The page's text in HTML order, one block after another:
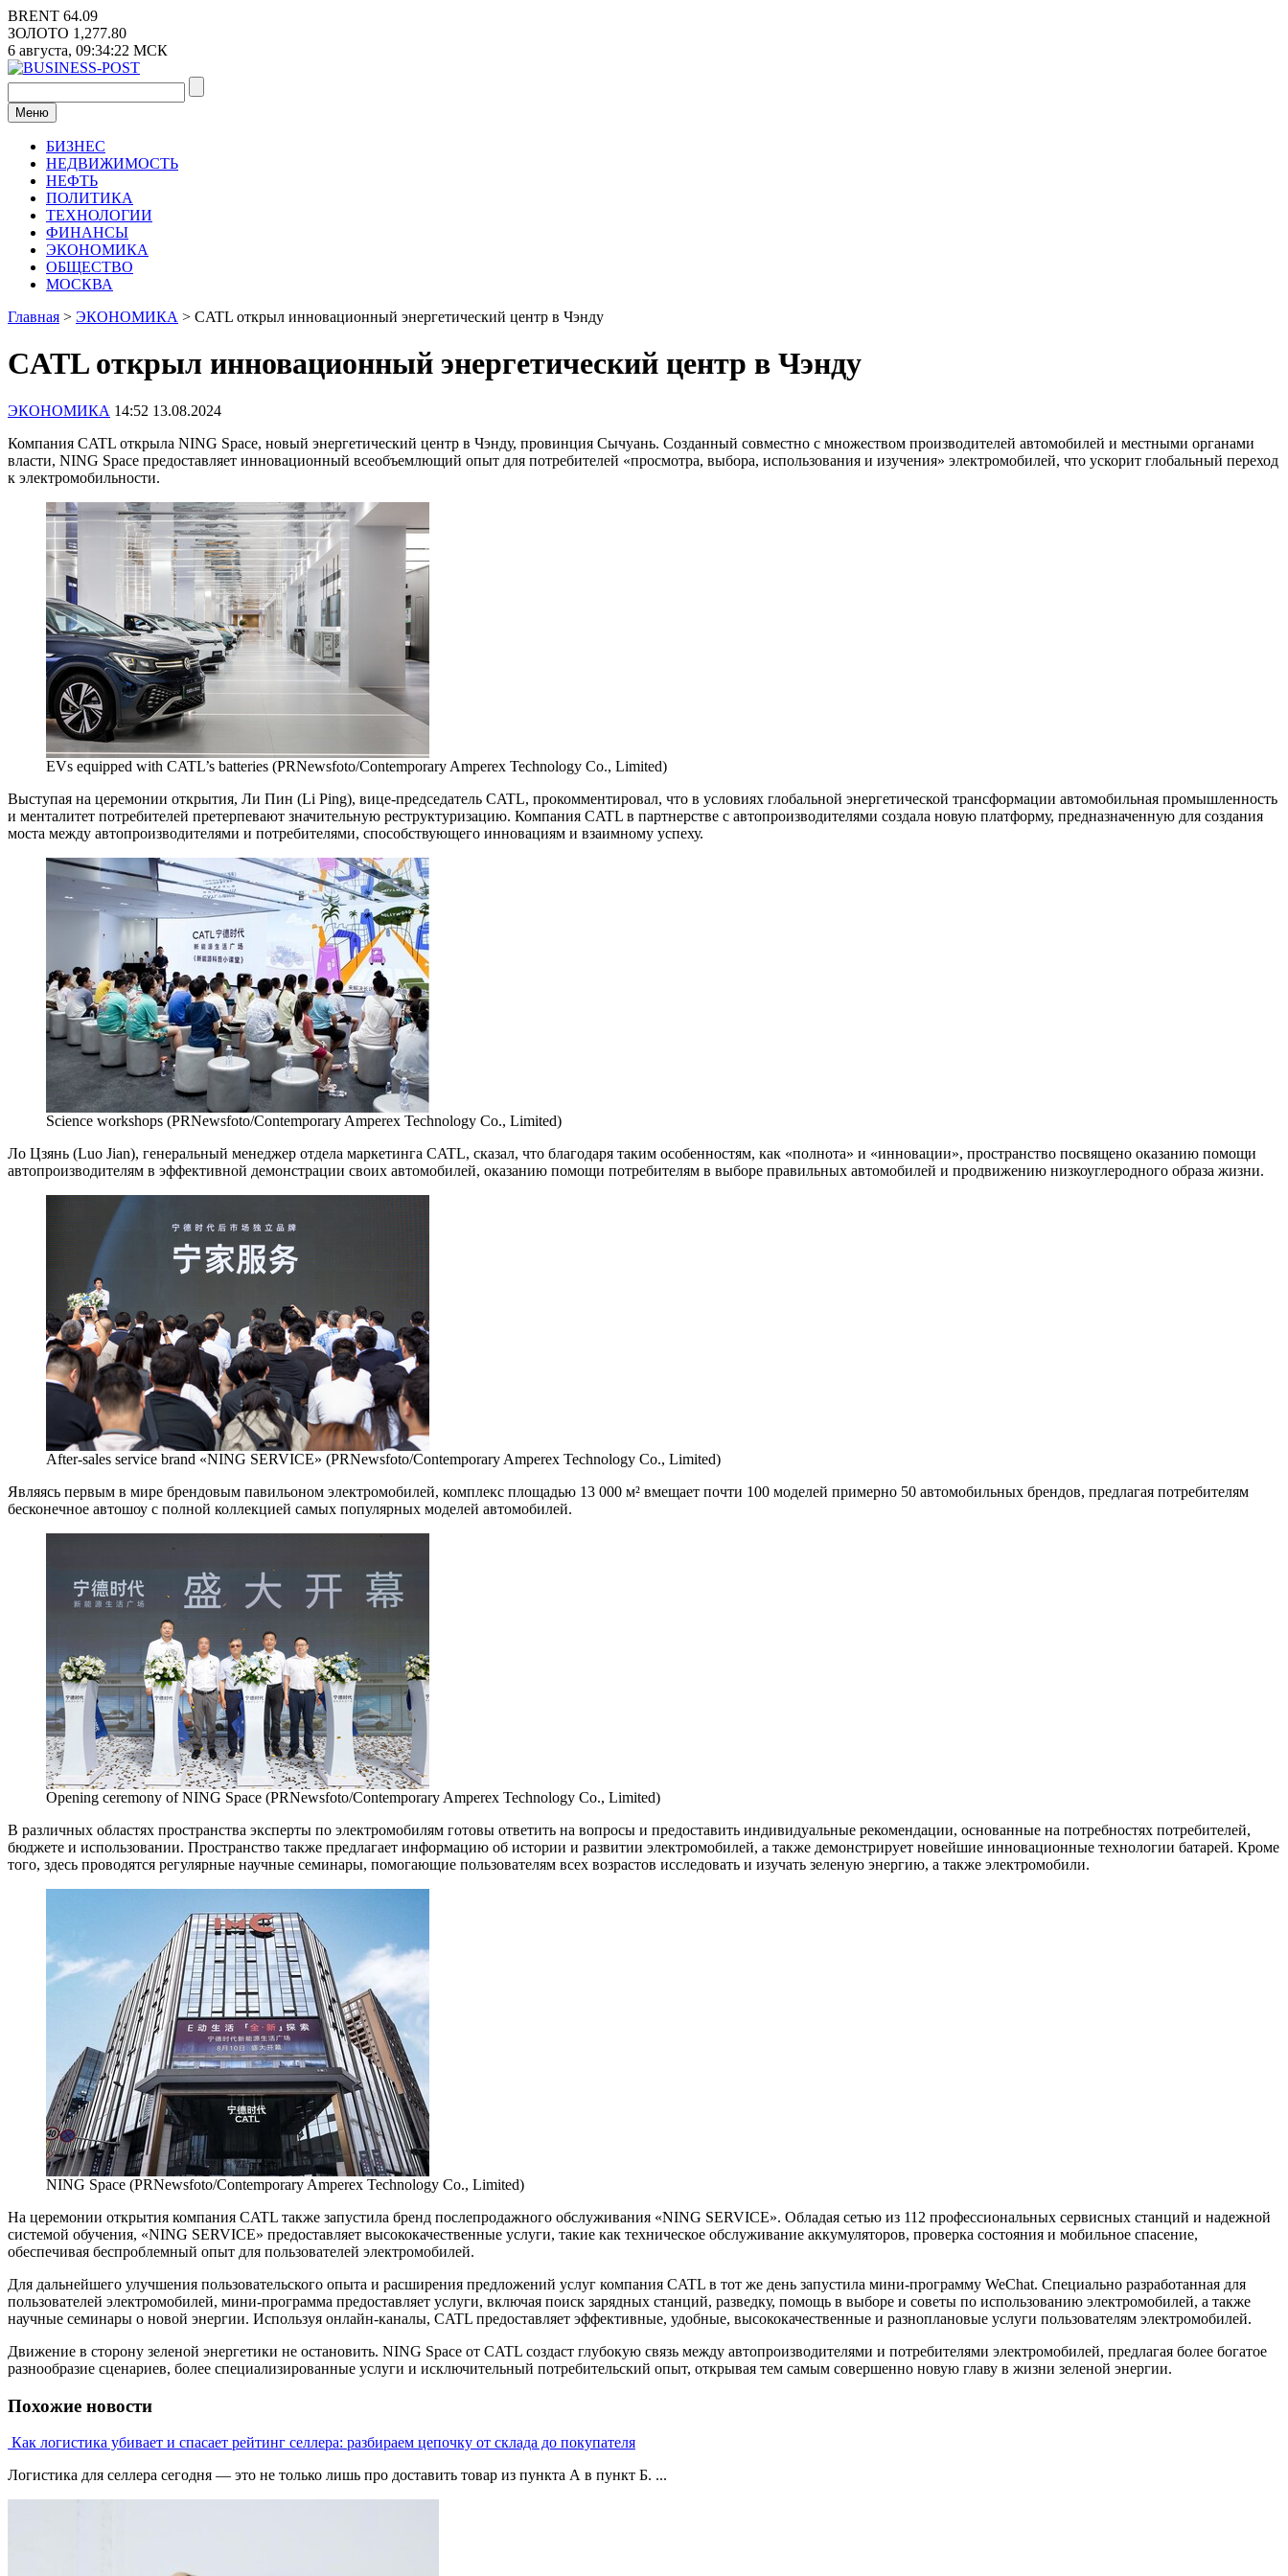
Перейти
к
содержимому
BRENT 64.09
ЗОЛОТО 1,277.80
6 августа, 09:34:23 МСК
Меню
БИЗНЕС
НЕДВИЖИМОСТЬ
НЕФТЬ
ПОЛИТИКА
ТЕХНОЛОГИИ
ФИНАНСЫ
ЭКОНОМИКА
ОБЩЕСТВО
МОСКВА
Главная > ЭКОНОМИКА > CATL открыл инновационный энергетический центр в Чэнду
CATL открыл инновационный энергетический центр в Чэнду
ЭКОНОМИКА 14:52 13.08.2024
Компания CATL открыла NING Space, новый энергетический центр в Чэнду, провинция Сычуань. Созданный совместно с множеством производителей автомобилей и местными органами
власти, NING Space предоставляет инновационный всеобъемлющий опыт для потребителей «просмотра, выбора, использования и изучения» электромобилей, что ускорит глобальный переход
к электромобильности.
EVs equipped with CATL’s batteries (PRNewsfoto/Contemporary Amperex Technology Co., Limited)
Выступая на церемонии открытия, Ли Пин (Li Ping), вице-председатель CATL, прокомментировал, что в условиях глобальной энергетической трансформации автомобильная промышленность
и менталитет потребителей претерпевают значительную реструктуризацию. Компания CATL в партнерстве с автопроизводителями создала новую платформу, предназначенную для создания
моста между автопроизводителями и потребителями, способствующего инновациям и взаимному успеху.
Science workshops (PRNewsfoto/Contemporary Amperex Technology Co., Limited)
Ло Цзянь (Luo Jian), генеральный менеджер отдела маркетинга CATL, сказал, что благодаря таким особенностям, как «полнота» и «инновации», пространство посвящено оказанию помощи
автопроизводителям в эффективной демонстрации своих автомобилей, оказанию помощи потребителям в выборе правильных автомобилей и продвижению низкоуглеродного образа жизни.
After-sales service brand «NING SERVICE» (PRNewsfoto/Contemporary Amperex Technology Co., Limited)
Являясь первым в мире брендовым павильоном электромобилей, комплекс площадью 13 000 м² вмещает почти 100 моделей примерно 50 автомобильных брендов, предлагая потребителям
бесконечное автошоу с полной коллекцией самых популярных моделей автомобилей.
Opening ceremony of NING Space (PRNewsfoto/Contemporary Amperex Technology Co., Limited)
В различных областях пространства эксперты по электромобилям готовы ответить на вопросы и предоставить индивидуальные рекомендации, основанные на потребностях потребителей,
бюджете и использовании. Пространство также предлагает информацию об истории и развитии электромобилей, а также демонстрирует новейшие инновационные технологии батарей. Кроме
того, здесь проводятся регулярные научные семинары, помогающие пользователям всех возрастов исследовать и изучать зеленую энергию, а также электромобили.
NING Space (PRNewsfoto/Contemporary Amperex Technology Co., Limited)
На церемонии открытия компания CATL также запустила бренд послепродажного обслуживания «NING SERVICE». Обладая сетью из 112 профессиональных сервисных станций и надежной
системой обучения, «NING SERVICE» предоставляет высококачественные услуги, такие как техническое обслуживание аккумуляторов, проверка состояния и мобильное спасение,
обеспечивая беспроблемный опыт для пользователей электромобилей.
Для дальнейшего улучшения пользовательского опыта и расширения предложений услуг компания CATL в тот же день запустила мини-программу WeChat. Специально разработанная для
пользователей электромобилей, мини-программа предоставляет услуги, включая поиск зарядных станций, разведку, помощь в выборе и советы по использованию электромобилей, а также
научные семинары о новой энергии. Используя онлайн-каналы, CATL предоставляет эффективные, удобные, высококачественные и разноплановые услуги пользователям электромобилей.
Движение в сторону зеленой энергетики не остановить. NING Space от CATL создаст глубокую связь между автопроизводителями и потребителями электромобилей, предлагая более богатое
разнообразие сценариев, более специализированные услуги и исключительный потребительский опыт, открывая тем самым совершенно новую главу в жизни зеленой энергии.
Похожие новости
Как логистика убивает и спасает рейтинг селлера: разбираем цепочку от склада до покупателя
Логистика для селлера сегодня — это не только лишь про доставить товар из пункта А в пункт Б. ...